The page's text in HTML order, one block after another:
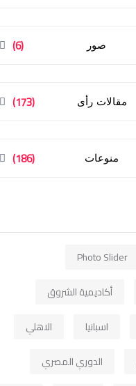
صور (6)
مقالات رأى (173)
منوعات (186)
Photo Slider
أكاديمية الشروق
اسبانيا
الاهلي
الدوري المصري